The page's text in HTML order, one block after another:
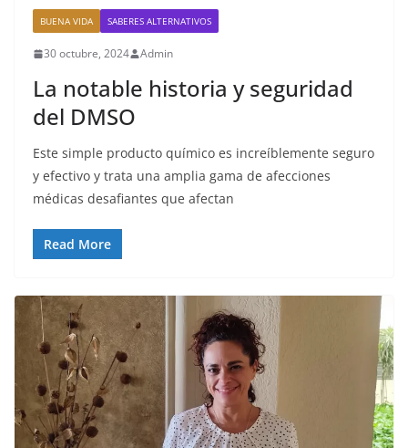
BUENA VIDA SABERES ALTERNATIVOS
30 octubre, 2024 Admin
La notable historia y seguridad
del DMSO
Este simple producto químico es increíblemente seguro
y efectivo y trata una amplia gama de afecciones
médicas desafiantes que afectan
Read More